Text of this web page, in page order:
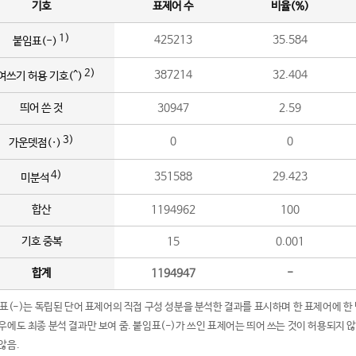
기호 표제어 수 비율(%)
붙임표(-) 1) 425213 35.584
쓰기 허용 기호(^) 2) 387214 32.404
띄어 쓴 것 30947 2.59
가운뎃점(·) 3) 0 0
미분석 4) 351588 29.423
합산 1194962 100
기호 중복 15 0.001
합계 1194947 -
(-)는 독립된 단어 표제어의 직접 구성 성분을 분석한 결과를 표시하며 한 표제어에 한
에도 최종 분석 결과만 보여 줌. 붙임표(-)가 쓰인 표제어는 띄어 쓰는 것이 허용되지
음.